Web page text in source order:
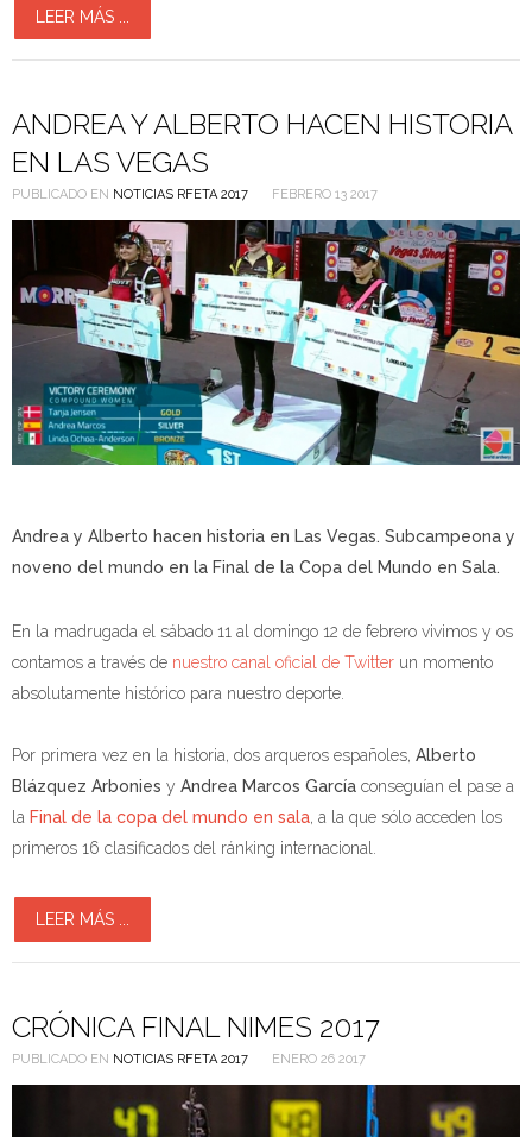
LEER MÁS ...
ANDREA Y ALBERTO HACEN HISTORIA
EN LAS VEGAS
PUBLICADO EN NOTICIAS RFETA 2017 FEBRERO 13 2017
Andrea y Alberto hacen historia en Las Vegas. Subcampeona y
noveno del mundo en la Final de la Copa del Mundo en Sala.
En la madrugada el sábado 11 al domingo 12 de febrero vivimos y os
contamos a través de nuestro canal oficial de Twitter un momento
absolutamente histórico para nuestro deporte.
Por primera vez en la historia, dos arqueros españoles, Alberto
Blázquez Arbonies y Andrea Marcos García conseguían el pase a
la Final de la copa del mundo en sala , a la que sólo acceden los
primeros 16 clasificados del ránking internacional.
LEER MÁS ...
CRÓNICA FINAL NIMES 2017
PUBLICADO EN NOTICIAS RFETA 2017 ENERO 26 2017